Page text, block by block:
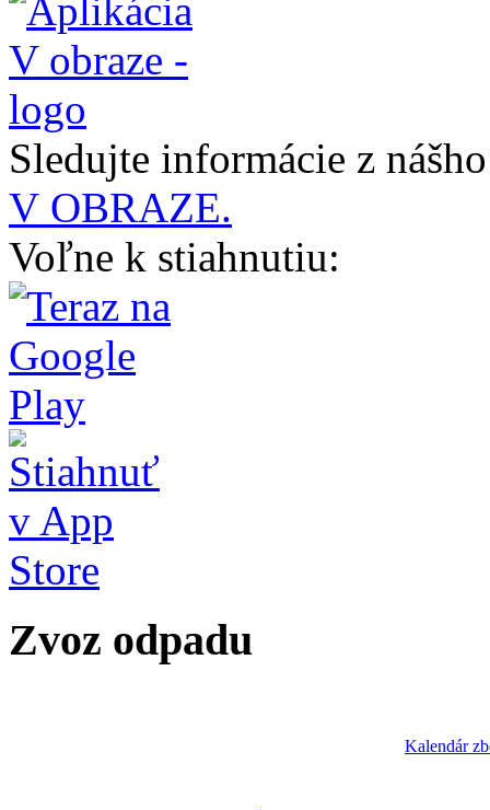
Sledujte informácie z
V OBRAZE.
Voľne k stiahnutiu:
Zvoz odpadu
Kalendár